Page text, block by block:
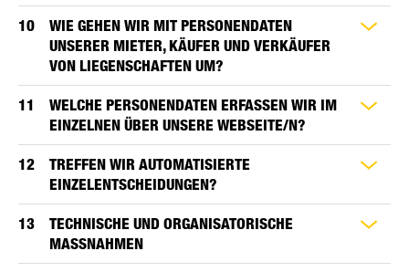
WIE GEHEN WIR MIT PERSONENDATEN
UNSERER MIETER, KÄUFER UND VERKÄUFER
VON LIEGENSCHAFTEN UM?
WELCHE PERSONENDATEN ERFASSEN WIR IM
EINZELNEN ÜBER UNSERE WEBSEITE/N?
TREFFEN WIR AUTOMATISIERTE
EINZELENTSCHEIDUNGEN?
TECHNISCHE UND ORGANISATORISCHE
MASSNAHMEN